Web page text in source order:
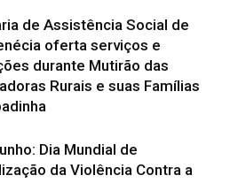
de Assistência Social de
oferta serviços e
durante Mutirão das
Rurais e suas Famílias
Dia Mundial de
da Violência Contra a